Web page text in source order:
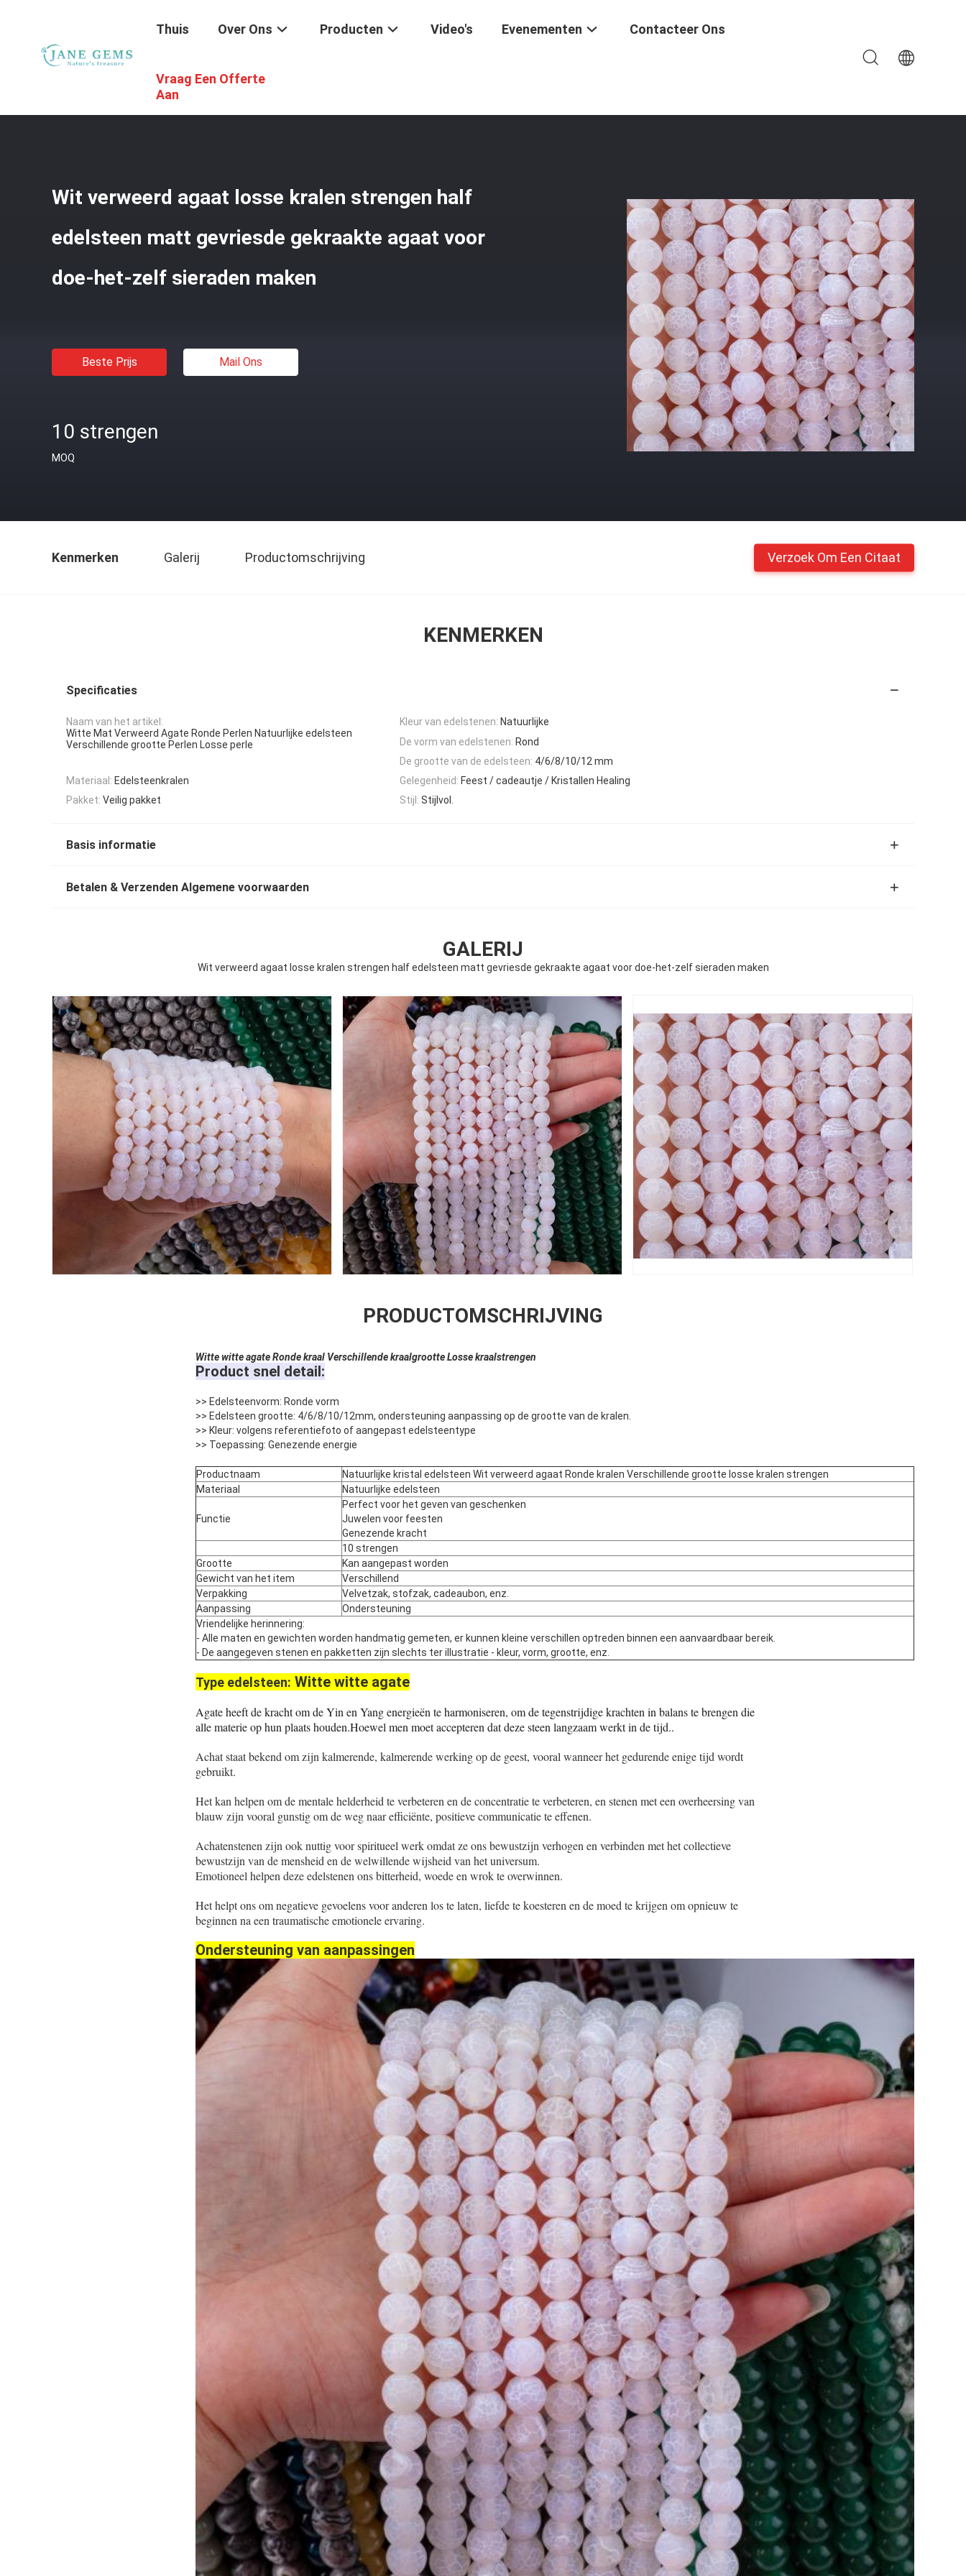
Thuis Over Ons Producten Video's Evenementen Contacteer Ons
Vraag Een Offerte
Aan
Edelstenenkralen / Wit Verweerd Agaat Losse Kralen Strengen Half Edelsteen Matt Gevriesde Gekraakte Agaat Voor Doe-Het-Zelf Sieraden Maken
Wit verweerd agaat losse kralen strengen half
edelsteen matt gevriesde gekraakte agaat voor
doe-het-zelf sieraden maken
Beste Prijs Mail Ons
10 strengen
MOQ
Kenmerken Galerij Productomschrijving Verzoek Om Een Citaat
KENMERKEN
Specificaties
Naam van het artikel:
Witte Mat Verweerd Agate Ronde Perlen Natuurlijke edelsteen
Verschillende grootte Perlen Losse perle
Kleur van edelstenen: Natuurlijke
De vorm van edelstenen: Rond
De grootte van de edelsteen: 4/6/8/10/12 mm
Materiaal: Edelsteenkralen Gelegenheid: Feest / cadeautje / Kristallen Healing
Pakket: Veilig pakket Stijl: Stijlvol.
Basis informatie
Betalen & Verzenden Algemene voorwaarden
GALERIJ
Wit verweerd agaat losse kralen strengen half edelsteen matt gevriesde gekraakte agaat voor doe-het-zelf sieraden maken
PRODUCTOMSCHRIJVING
Witte witte agateRonde kraal Verschillende kraalgrootte Losse kraalstrengen
Product snel detail:
>> Edelsteenvorm: Ronde vorm
>> Edelsteen grootte: 4/6/8/10/12mm, ondersteuning aanpassing op de grootte van de kralen.
>> Kleur: volgens referentiefoto of aangepast edelsteentype
>> Toepassing: Genezende energie
Productnaam
Natuurlijke kristal edelsteen Wit verweerd agaat Ronde kralen Verschillende grootte losse kralen strengen
Materiaal
Natuurlijke edelsteen
Functie
Perfect voor het geven van geschenken
Juwelen voor feesten
Genezende kracht
10 strengen
Grootte
Kan aangepast worden
Gewicht van het item
Verschillend
Verpakking
Velvetzak, stofzak, cadeaubon, enz.
Aanpassing
Ondersteuning
Vriendelijke herinnering:
- Alle maten en gewichten worden handmatig gemeten, er kunnen kleine verschillen optreden binnen een aanvaardbaar bereik.
- De aangegeven stenen en pakketten zijn slechts ter illustratie - kleur, vorm, grootte, enz.
Type edelsteen: Witte witte agate
Agate heeft de kracht om de Yin en Yang energieën te harmoniseren, om de tegenstrijdige krachten in balans te brengen die
alle materie op hun plaats houden.Hoewel men moet accepteren dat deze steen langzaam werkt in de tijd..
Achat staat bekend om zijn kalmerende, kalmerende werking op de geest, vooral wanneer het gedurende enige tijd wordt
gebruikt.
Het kan helpen om de mentale helderheid te verbeteren en de concentratie te verbeteren, en stenen met een overheersing van
blauw zijn vooral gunstig om de weg naar efficiënte, positieve communicatie te effenen.
Achatenstenen zijn ook nuttig voor spiritueel werk omdat ze ons bewustzijn verhogen en verbinden met het collectieve
bewustzijn van de mensheid en de welwillende wijsheid van het universum.
Emotioneel helpen deze edelstenen ons bitterheid, woede en wrok te overwinnen.
Het helpt ons om negatieve gevoelens voor anderen los te laten, liefde te koesteren en de moed te krijgen om opnieuw te
beginnen na een traumatische emotionele ervaring.
Ondersteuning van aanpassingen